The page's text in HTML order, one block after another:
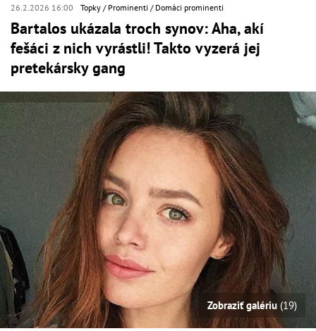
26.2.2026 16:00 Topky Prominenti Domáci prominenti
Bartalos ukázala troch synov: Aha, akí
fešáci z nich vyrástli! Takto vyzerá jej
pretekársky gang
Zobraziť galériu (19)